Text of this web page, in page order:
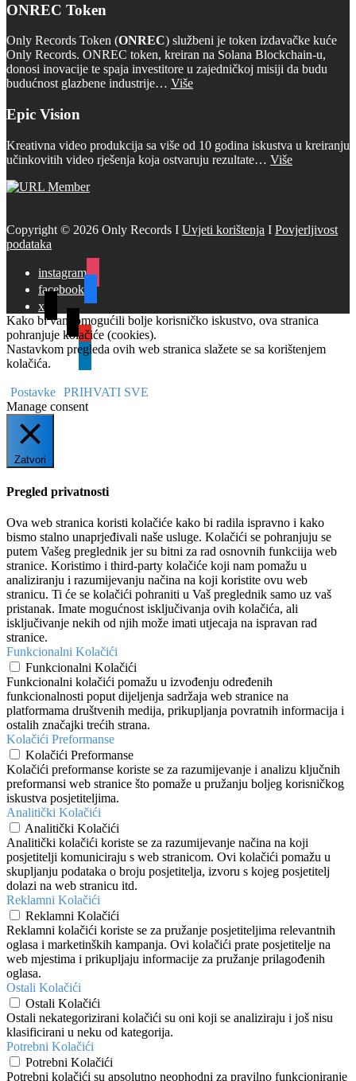
ONREC Token
Only Records Token (ONREC) službeni je token izdavačke kuće
Only Records. ONREC token, kreiran na Solana Blockchain-u,
donosi inovacije te spaja investitore u zajedničkoj misiji da budu
budućnost glazbene industrije… Više
Epic Vision
Kreativna video produkcija sa više od 10 godina iskustva u kreiranju
učinkovitih video rješenja koja ostvaruju rezultate… Više
Copyright © 2026 Only Records I Uvjeti korištenja I Povjerljivost
podataka
instagram
facebook
x
tiktok
youtube
linkedin
Kako bi vam omogućili bolje korisničko iskustvo, ova stranica
pohranjuje kolačiće (cookies).
Nastavkom pregleda ovih web stranica slažete se sa korištenjem
kolačića.
Postavke PRIHVATI SVE
Manage consent
Zatvori
Pregled privatnosti
Ova web stranica koristi kolačiće kako bi radila ispravno i kako
bismo stalno unaprjeđivali naše usluge. Kolačići se pohranjuju se
putem Vašeg preglednik jer su bitni za rad osnovnih funkciija web
stranice. Koristimo i third-party kolačiće koji nam pomažu u
analiziranju i razumijevanju načina na koji koristite ovu web
stranicu. Ti će se kolačići pohraniti u Vaš preglednik samo uz vaš
pristanak. Imate mogućnost isključivanja ovih kolačića, ali
isključivanje nekih od njih može imati utjecaja na ispravan rad
stranice.
Funkcionalni Kolačići
Funkcionalni Kolačići
Funkcionalni kolačići pomažu u izvođenju određenih
funkcionalnosti poput dijeljenja sadržaja web stranice na
platformama društvenih medija, prikupljanja povratnih informacija i
ostalih značajki trećih strana.
Kolačići Preformanse
Kolačići Preformanse
Kolačići preformanse koriste se za razumijevanje i analizu ključnih
preformansi web stranice što pomaže u pružanju boljeg korisničkog
iskustva posjetiteljima.
Analitički Kolačići
Analitički Kolačići
Analitički kolačići koriste se za razumijevanje načina na koji
posjetitelji komuniciraju s web stranicom. Ovi kolačići pomažu u
skupljanju podataka o broju posjetitelja, izvoru s kojeg posjetitelj
dolazi na web stranicu itd.
Reklamni Kolačići
Reklamni Kolačići
Reklamni kolačići koriste se za pružanje posjetiteljima relevantnih
oglasa i marketinških kampanja. Ovi kolačići prate posjetitelje na
web mjestima i prikupljaju informacije za pružanje prilagođenih
oglasa.
Ostali Kolačići
Ostali Kolačići
Ostali nekategorizirani kolačići su oni koji se analiziraju i još nisu
klasificirani u neku od kategorija.
Potrebni Kolačići
Potrebni Kolačići
Potrebni kolačići su apsolutno neophodni za pravilno funkcioniranje